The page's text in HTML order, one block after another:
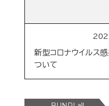
新型コロナウイルス
ついて